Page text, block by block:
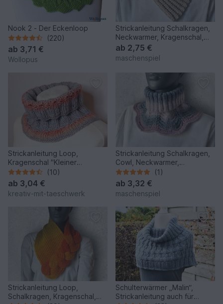
Nook 2 - Der Eckenloop
(220)
ab 3,71 €
Wollopus
Strickanleitung Schalkragen,
Neckwarmer, Kragenschal,
ab 2,75 €
maschenspiel
Strickanleitung Loop,
Kragenschal "Kleiner
Betrüger"
(10)
ab 3,04 €
kreativ-mit-taeschwerk
Strickanleitung Schalkragen,
Cowl, Neckwarmer,
(1)
ab 3,32 €
maschenspiel
Strickanleitung Loop,
Schalkragen, Kragenschal,
Schulterwärmer „Malin“,
Strickanleitung auch für